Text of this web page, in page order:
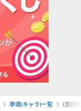
拳魂(キャラ)一覧 (鷹村